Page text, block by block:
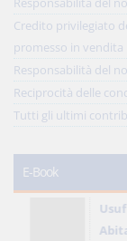
Credito privilegiato
promesso in vendita
Responsabilità del
Reciprocità delle
Tutti gli ultimi
E-Book